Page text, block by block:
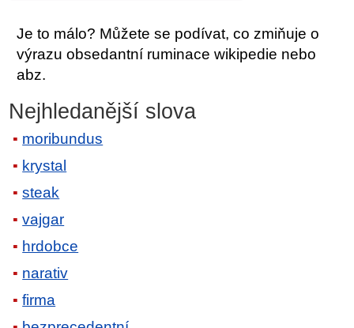
Je to málo? Můžete se podívat, co zmiňuje o
výrazu obsedantní ruminace wikipedie nebo
abz.
Nejhledanější slova
moribundus
krystal
steak
vajgar
hrdobce
narativ
firma